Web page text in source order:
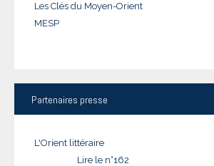
Les Clés du Moyen-Orient
MESP
Partenaires presse
L'Orient littéraire
Lire le n°162